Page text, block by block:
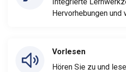
Hervorhebungen und
Vorlesen
Hören Sie zu und